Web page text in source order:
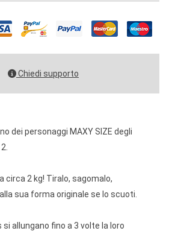
Chiedi supporto
dei personaggi MAXY SIZE degli
circa 2 kg! Tiralo, sagomalo,
sua forma originale se lo scuoti.
allungano fino a 3 volte la loro